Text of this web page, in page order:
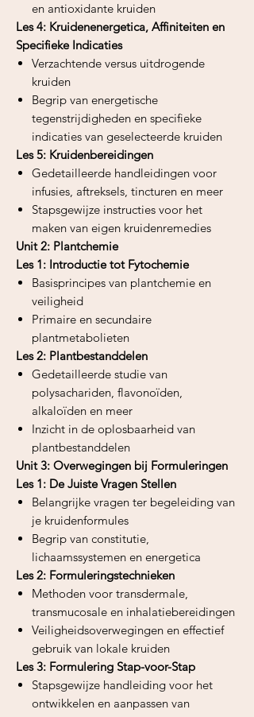
en antioxidante kruiden
Les 4: Kruidenenergetica, Affiniteiten en
Specifieke Indicaties
Verzachtende versus uitdrogende
kruiden
Begrip van energetische
tegenstrijdigheden en specifieke
indicaties van geselecteerde kruiden
Les 5: Kruidenbereidingen
Gedetailleerde handleidingen voor
infusies, aftreksels, tincturen en meer
Stapsgewijze instructies voor het
maken van eigen kruidenremedies
Unit 2: Plantchemie
Les 1: Introductie tot Fytochemie
Basisprincipes van plantchemie en
veiligheid
Primaire en secundaire
plantmetabolieten
Les 2: Plantbestanddelen
Gedetailleerde studie van
polysachariden, flavonoïden,
alkaloïden en meer
Inzicht in de oplosbaarheid van
plantbestanddelen
Unit 3: Overwegingen bij Formuleringen
Les 1: De Juiste Vragen Stellen
Belangrijke vragen ter begeleiding van
je kruidenformules
Begrip van constitutie,
lichaamssystemen en energetica
Les 2: Formuleringstechnieken
Methoden voor transdermale,
transmucosale en inhalatiebereidingen
Veiligheidsoverwegingen en effectief
gebruik van lokale kruiden
Les 3: Formulering Stap-voor-Stap
Stapsgewijze handleiding voor het
ontwikkelen en aanpassen van